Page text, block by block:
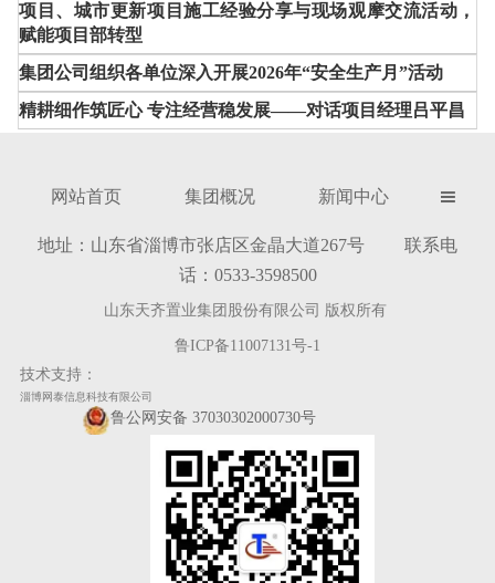
项目、城市更新项目施工经验分享与现场观摩交流活动，
赋能项目部转型
集团公司组织各单位深入开展2026年“安全生产月”活动
精耕细作筑匠心 专注经营稳发展——对话项目经理吕平昌
网站首页 集团概况 新闻中心 
地址：山东省淄博市张店区金晶大道267号 联系电
话：0533-3598500
山东天齐置业集团股份有限公司 版权所有
鲁ICP备11007131号-1
技术支持：
淄博网泰信息科技有限公司
鲁公网安备 37030302000730号